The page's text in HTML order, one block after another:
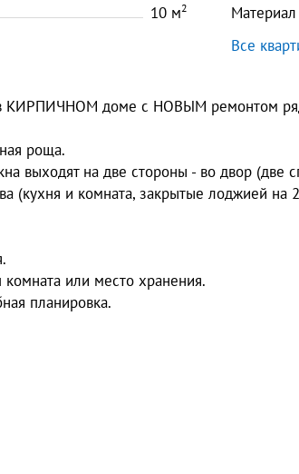
10 м2
Все
в КИРПИЧНОМ доме с НОВЫМ ремонтом
роща.
выходят на две стороны - во двор (две
(кухня и комната, закрытые лоджией на
или место хранения.
планировка.